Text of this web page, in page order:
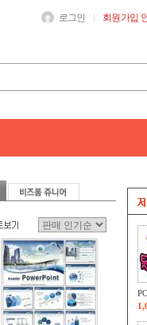
로그인 회원가입